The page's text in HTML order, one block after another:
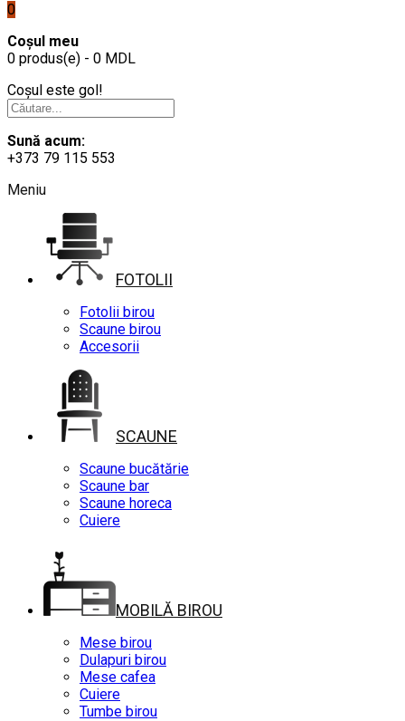
0
Coșul meu
0 produs(e) - 0 MDL
Coșul este gol!
Sună acum:
+373 79 115 553
Meniu
FOTOLII
Fotolii birou
Scaune birou
Accesorii
SCAUNE
Scaune bucătărie
Scaune bar
Scaune horeca
Cuiere
MOBILĂ BIROU
Mese birou
Dulapuri birou
Mese cafea
Cuiere
Tumbe birou